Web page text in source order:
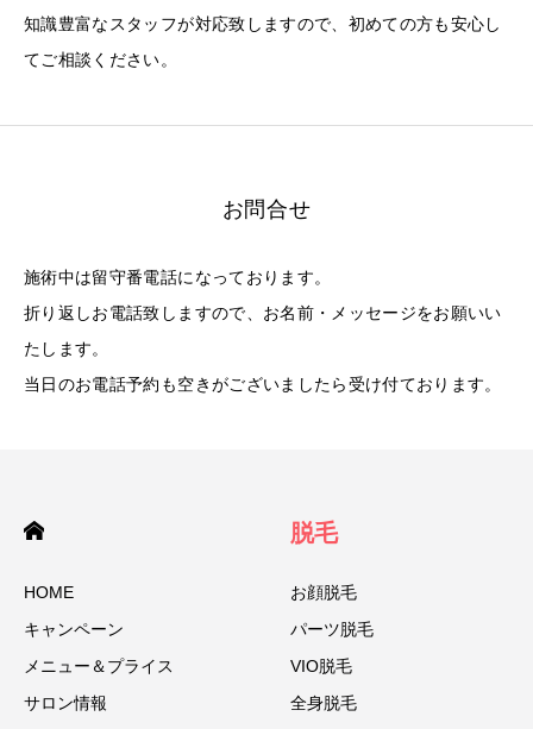
知識豊富なスタッフが対応致しますので、初めての方も安心し
てご相談ください。
お問合せ
施術中は留守番電話になっております。
折り返しお電話致しますので、お名前・メッセージをお願いい
たします。
当日のお電話予約も空きがございましたら受け付ております。
HOME
キャンペーン
メニュー＆プライス
サロン情報
脱毛
お顔脱毛
パーツ脱毛
VIO脱毛
全身脱毛